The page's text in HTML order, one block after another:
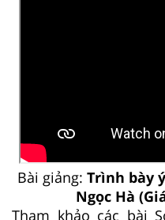
Bài giảng: Trình bày
Ngọc Hà
Tham khảo các bài